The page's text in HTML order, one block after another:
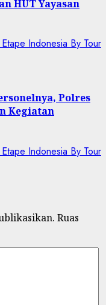
HUT Yayasan
Polres
Kegiatan
Ruas